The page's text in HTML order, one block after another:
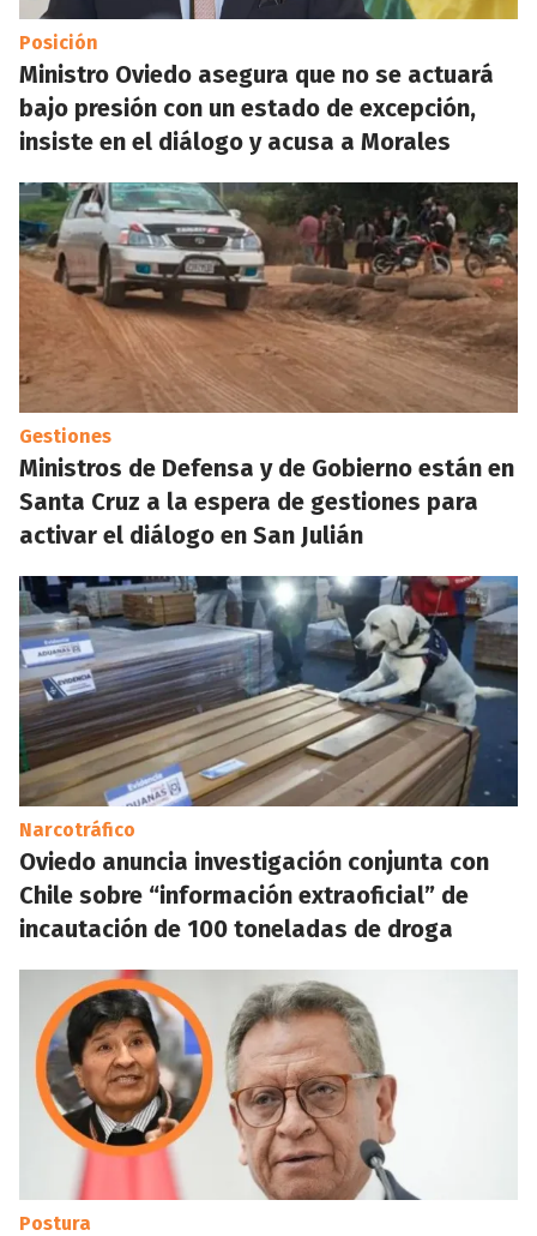
Posición
Ministro Oviedo asegura que no se actuará
bajo presión con un estado de excepción,
insiste en el diálogo y acusa a Morales
Gestiones
Ministros de Defensa y de Gobierno están en
Santa Cruz a la espera de gestiones para
activar el diálogo en San Julián
Narcotráfico
Oviedo anuncia investigación conjunta con
Chile sobre “información extraoficial” de
incautación de 100 toneladas de droga
Postura